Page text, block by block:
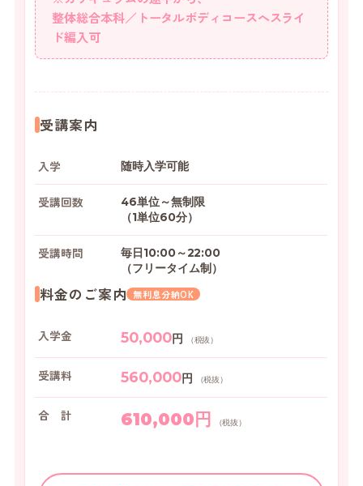
整体総合本科／トータルボディコースへスライ
ド編入可
受講案内
入学 随時入学可能
受講回数
46単位～無制限
（1単位60分）
受講時間
毎日10:00～22:00
（フリータイム制）
料金のご案内 無利息分納OK
入学金 50,000円 （税抜）
受講料 560,000円 （税抜）
合 計 610,000円 （税抜）